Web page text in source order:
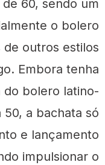
60, sendo um
o bolero
outros estilos
Embora tenha
do bolero latino-
a bachata só
e lançamento
impulsionar o